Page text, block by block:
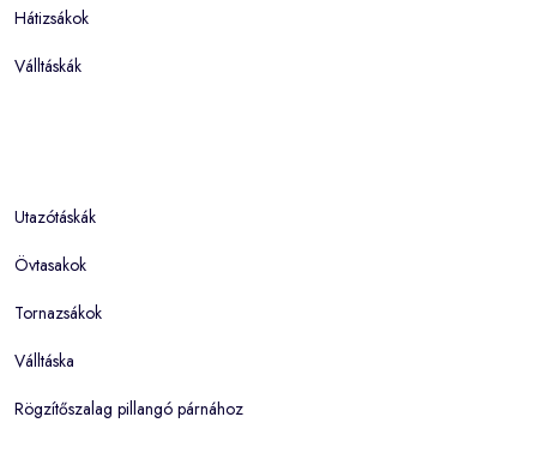
Hátizsákok
Válltáskák
Utazótáskák
Övtasakok
Tornazsákok
Válltáska
Rögzítőszalag pillangó párnához